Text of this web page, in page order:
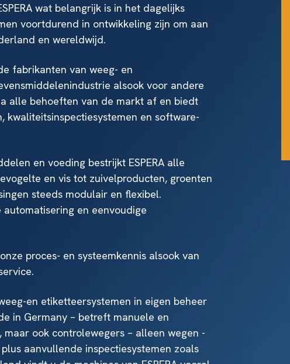
wat belangrijk is in het dagelijks
voortdurend in ontwikkeling zijn om aan
en wereldwijd.
fabrikanten van weeg- en
alsook voor andere
alle behoeften van de markt af en biedt
kwaliteitsinspectiesystemen en software-
en voeding bestrijkt ESPERA alle
en vis tot zuivelproducten, groenten
steeds modulair en flexibel.
en eenvoudige
proces- en systeemkennis alsook van
en etiketteersystemen in eigen beheer
in Germany – betreft manuele en
ook controlewegers – alleen wegen -
aanvullende inspectiesystemen zoals